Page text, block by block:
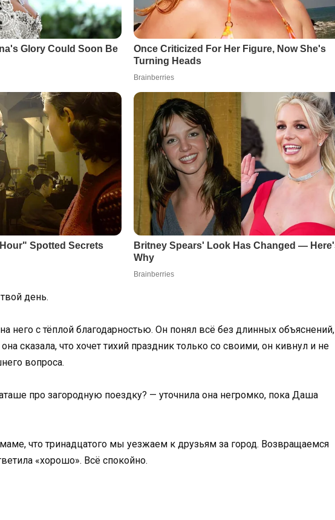
день.
него с тёплой благодарностью. Он понял всё без длинных объяснений,
сказала, что хочет тихий праздник только со своими, он кивнул и не
вопроса.
про загородную поездку? — уточнила она негромко, пока Даша
что тринадцатого мы уезжаем к друзьям за город. Возвращаемся
«хорошо». Всё спокойно.